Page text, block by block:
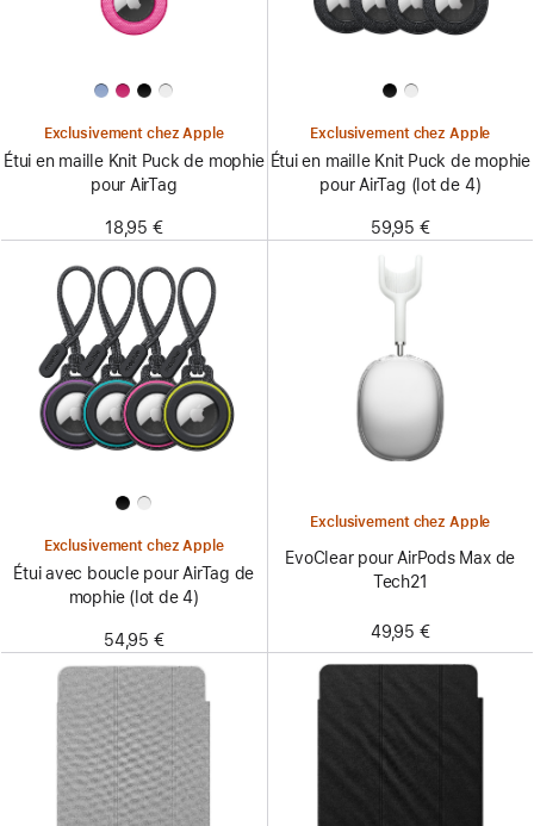
Exclusivement chez Apple
Étui en maille Knit Puck de mophie
pour AirTag
18,95 €
Exclusivement chez Apple
Étui en maille Knit Puck de mophie
pour AirTag (lot de 4)
59,95 €
Exclusivement chez Apple
Étui avec boucle pour AirTag de
mophie (lot de 4)
54,95 €
Exclusivement chez Apple
EvoClear pour AirPods Max de
Tech21
49,95 €